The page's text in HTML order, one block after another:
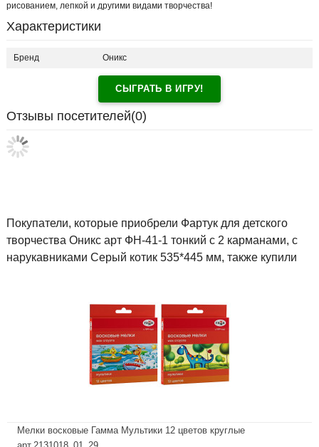
рисованием, лепкой и другими видами творчества!
Характеристики
Бренд Оникс
СЫГРАТЬ В ИГРУ!
Отзывы посетителей(0)
Покупатели, которые приобрели Фартук для детского
творчества Оникс арт ФН-41-1 тонкий с 2 карманами, с
нарукавниками Серый котик 535*445 мм, также купили
Мелки восковые Гамма Мультики 12 цветов круглые